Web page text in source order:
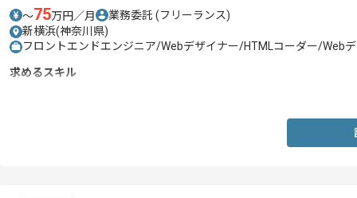
〜75万円／月 業務委託 (フリーランス)
新横浜(神奈川県)
フロントエンドエンジニア/Webデザイナー/HTMLコーダー/Web
求めるスキル